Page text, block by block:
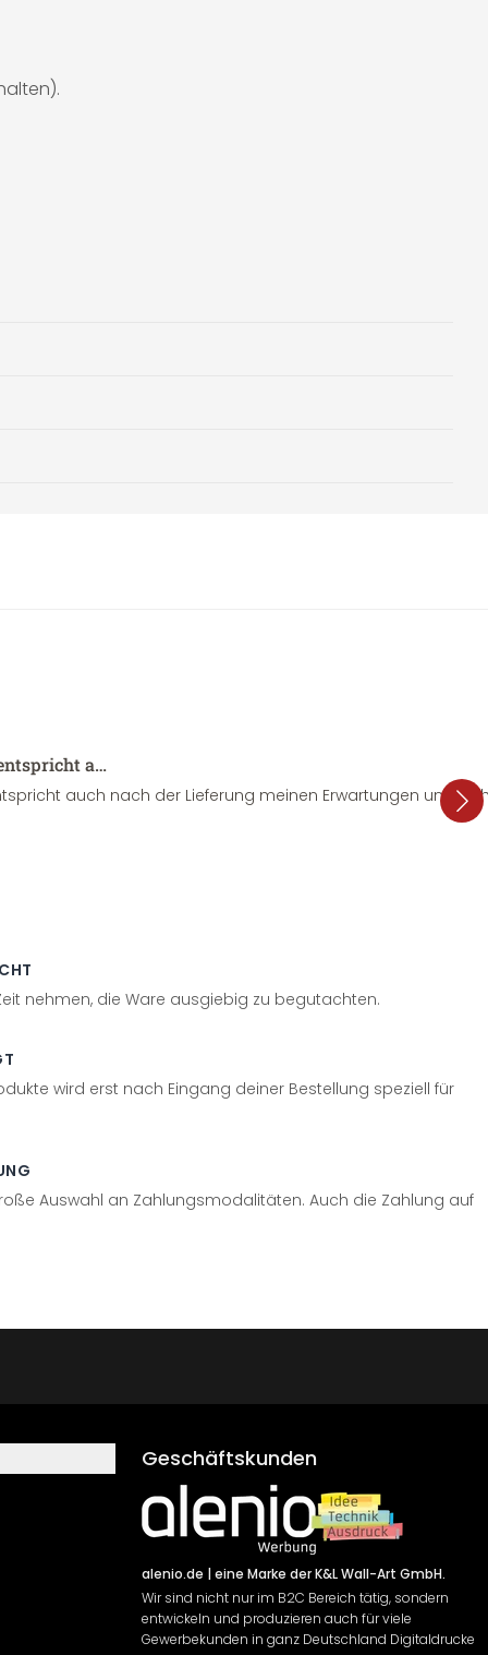
a…
auch nach der Lieferung meinen Erwartungen und
nehmen, die Ware ausgiebig zu begutachten.
wird erst nach Eingang deiner Bestellung speziell für
Auswahl an Zahlungsmodalitäten. Auch die Zahlung auf
Geschäftskunden
alenio.de | eine Marke der K&L Wall-Art GmbH.
Wir sind nicht nur im B2C Bereich tätig, sondern
entwickeln und produzieren auch für viele
Gewerbekunden in ganz Deutschland Digitaldrucke